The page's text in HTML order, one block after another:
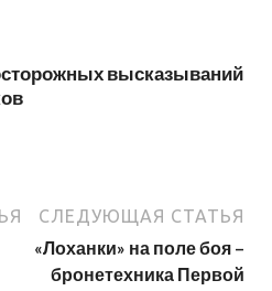
высказываний
СЛЕДУЮЩАЯ СТАТЬЯ
«Лоханки» на поле боя –
бронетехника Первой